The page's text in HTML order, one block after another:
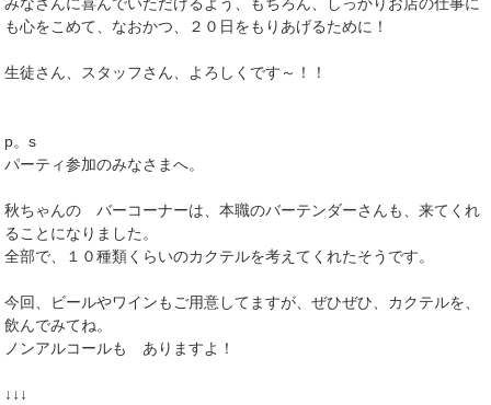
も心をこめて、なおかつ、２０日をもりあげるために！
生徒さん、スタッフさん、よろしくです～！！
p。s
パーティ参加のみなさまへ。
秋ちゃんの バーコーナーは、本職のバーテンダーさんも、来てくれ
ることになりました。
全部で、１０種類くらいのカクテルを考えてくれたそうです。
今回、ビールやワインもご用意してますが、ぜひぜひ、カクテルを、
飲んでみてね。
ノンアルコールも ありますよ！
↓↓↓